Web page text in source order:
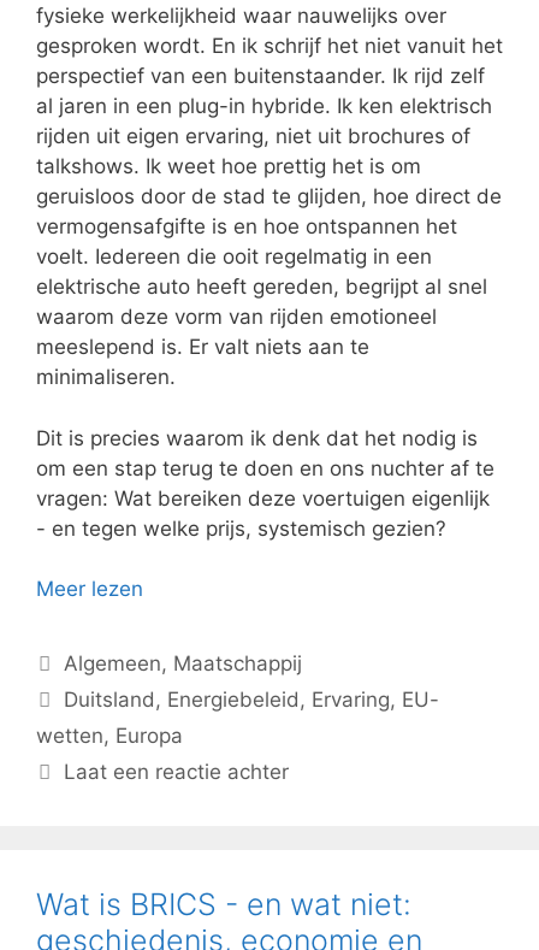
fysieke werkelijkheid waar nauwelijks over
gesproken wordt. En ik schrijf het niet vanuit het
perspectief van een buitenstaander. Ik rijd zelf
al jaren in een plug-in hybride. Ik ken elektrisch
rijden uit eigen ervaring, niet uit brochures of
talkshows. Ik weet hoe prettig het is om
geruisloos door de stad te glijden, hoe direct de
vermogensafgifte is en hoe ontspannen het
voelt. Iedereen die ooit regelmatig in een
elektrische auto heeft gereden, begrijpt al snel
waarom deze vorm van rijden emotioneel
meeslepend is. Er valt niets aan te
minimaliseren.
Dit is precies waarom ik denk dat het nodig is
om een stap terug te doen en ons nuchter af te
vragen: Wat bereiken deze voertuigen eigenlijk
- en tegen welke prijs, systemisch gezien?
Meer lezen
Categorieën
Algemeen, Maatschappij
Tags
Duitsland, Energiebeleid, Ervaring, EU-
wetten, Europa
Laat een reactie achter
Wat is BRICS - en wat niet:
geschiedenis, economie en